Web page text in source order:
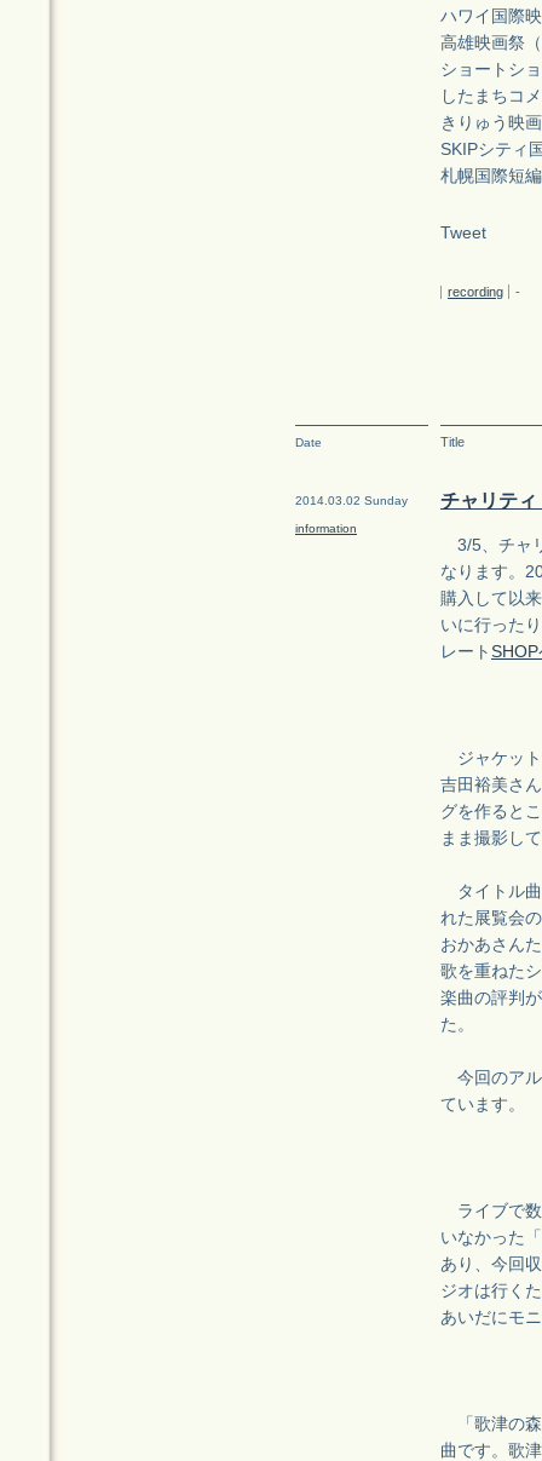
ハワイ国際
高雄映画祭
ショートシ
したまちコ
きりゅう映
SKIPシティ
札幌国際短
Tweet
recording -
Date Title
2014.03.02 Sunday
information
チャリテ
3/5、チャ
なります。
購入して以
いに行った
レート
ジャケット
吉田裕美さ
グを作ると
まま撮影し
タイトル曲
れた展覧会
おかあさん
歌を重ねた
楽曲の評判
た。
今回のアル
ています。
ライブで数
いなかった
あり、今回
ジオは行く
あいだにモ
「歌津の森
曲です。歌